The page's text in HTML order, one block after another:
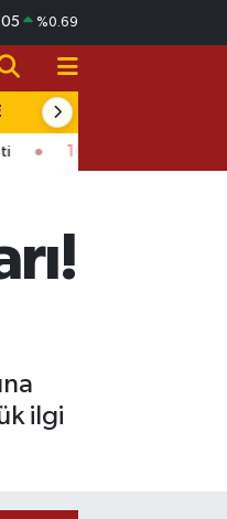
%0.69
Kayseri'den havalandı: 5,5
ilgi